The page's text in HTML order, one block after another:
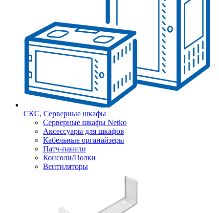
СКС, Серверные шкафы
Серверные шкафы Netko
Аксессуары для шкафов
Кабельные органайзеры
Патч-панели
Консоли/Полки
Вентиляторы